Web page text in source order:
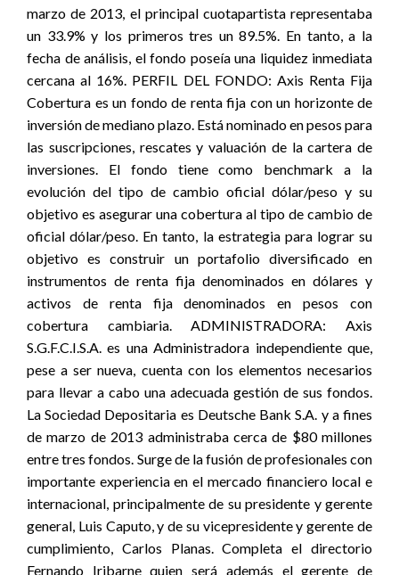
marzo de 2013, el principal cuotapartista representaba
un 33.9% y los primeros tres un 89.5%. En tanto, a la
fecha de análisis, el fondo poseía una liquidez inmediata
cercana al 16%. PERFIL DEL FONDO: Axis Renta Fija
Cobertura es un fondo de renta fija con un horizonte de
inversión de mediano plazo. Está nominado en pesos para
las suscripciones, rescates y valuación de la cartera de
inversiones. El fondo tiene como benchmark a la
evolución del tipo de cambio oficial dólar/peso y su
objetivo es asegurar una cobertura al tipo de cambio de
oficial dólar/peso. En tanto, la estrategia para lograr su
objetivo es construir un portafolio diversificado en
instrumentos de renta fija denominados en dólares y
activos de renta fija denominados en pesos con
cobertura cambiaria. ADMINISTRADORA: Axis
S.G.F.C.I.S.A. es una Administradora independiente que,
pese a ser nueva, cuenta con los elementos necesarios
para llevar a cabo una adecuada gestión de sus fondos.
La Sociedad Depositaria es Deutsche Bank S.A. y a fines
de marzo de 2013 administraba cerca de $80 millones
entre tres fondos. Surge de la fusión de profesionales con
importante experiencia en el mercado financiero local e
internacional, principalmente de su presidente y gerente
general, Luis Caputo, y de su vicepresidente y gerente de
cumplimiento, Carlos Planas. Completa el directorio
Fernando Iribarne quien será además el gerente de